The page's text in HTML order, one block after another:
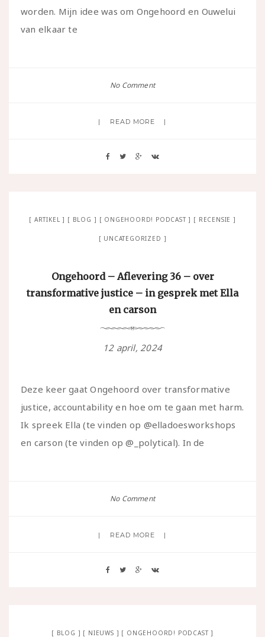
worden. Mijn idee was om Ongehoord en Ouwelui
van elkaar te
No Comment
READ MORE
ARTIKEL BLOG ONGEHOORD! PODCAST RECENSIE
UNCATEGORIZED
Ongehoord – Aflevering 36 – over
transformative justice – in gesprek met Ella
en carson
12 april, 2024
Deze keer gaat Ongehoord over transformative
justice, accountability en hoe om te gaan met harm.
Ik spreek Ella (te vinden op @elladoesworkshops
en carson (te vinden op @_polytical). In de
No Comment
READ MORE
BLOG NIEUWS ONGEHOORD! PODCAST